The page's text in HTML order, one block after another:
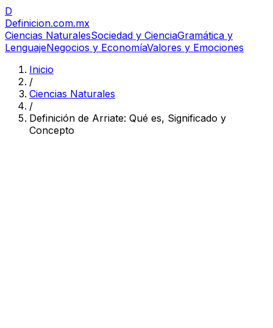
D
Definicion.com.mx
Ciencias NaturalesSociedad y CienciaGramática y
LenguajeNegocios y EconomíaValores y Emociones
Inicio
/
Ciencias Naturales
/
Definición de Arriate: Qué es, Significado y
Concepto